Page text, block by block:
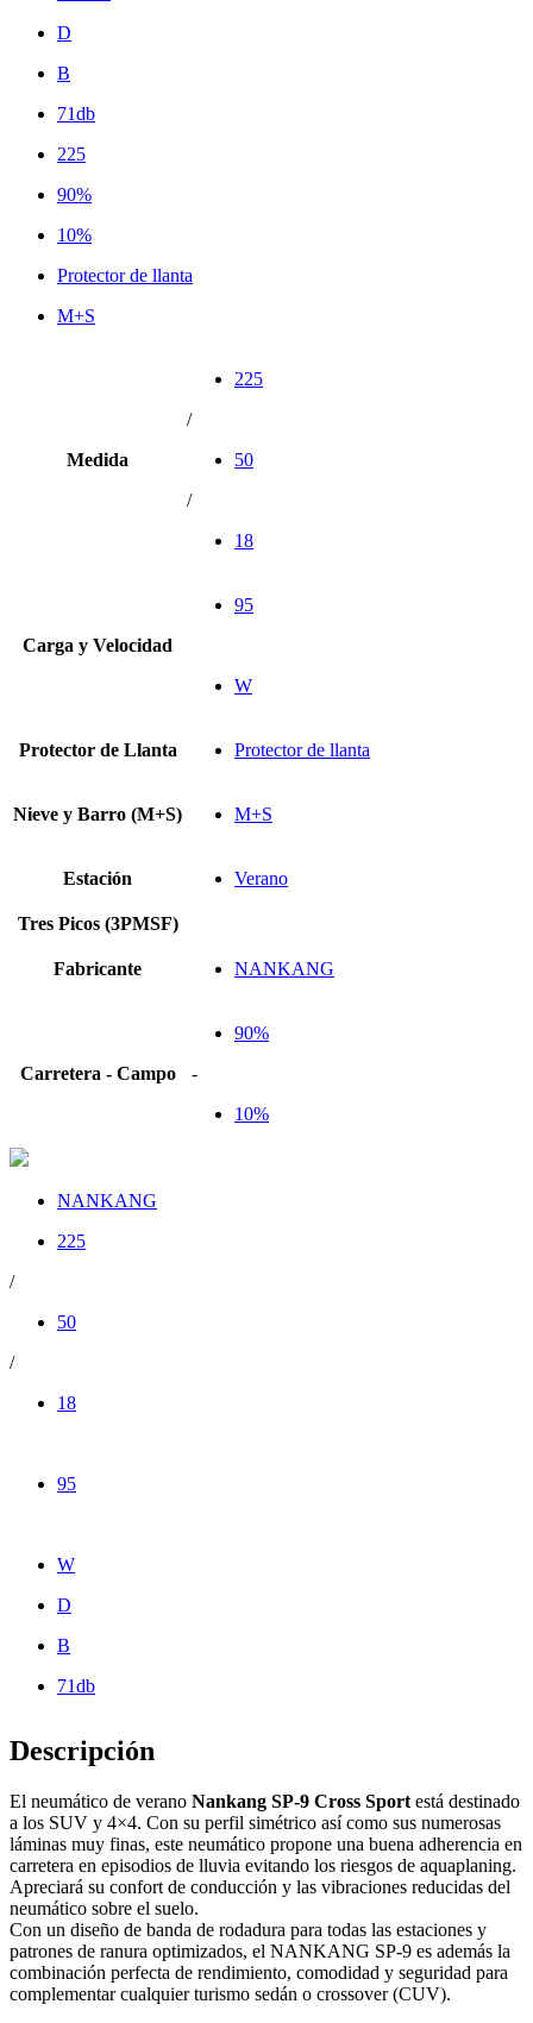
D
B
71db
225
90%
10%
Protector de llanta
M+S
Medida
225
/
50
/
18
Carga y Velocidad
95
W
Protector de Llanta Protector de llanta
Nieve y Barro (M+S) M+S
Estación Verano
Tres Picos (3PMSF)
Fabricante NANKANG
Carretera - Campo
90%
-
10%
NANKANG
225
/
50
/
18
95
W
D
B
71db
Descripción
El neumático de verano Nankang SP-9 Cross Sport está destinado
a los SUV y 4×4. Con su perfil simétrico así como sus numerosas
láminas muy finas, este neumático propone una buena adherencia en
carretera en episodios de lluvia evitando los riesgos de aquaplaning.
Apreciará su confort de conducción y las vibraciones reducidas del
neumático sobre el suelo.
Con un diseño de banda de rodadura para todas las estaciones y
patrones de ranura optimizados, el NANKANG SP-9 es además la
combinación perfecta de rendimiento, comodidad y seguridad para
complementar cualquier turismo sedán o crossover (CUV).